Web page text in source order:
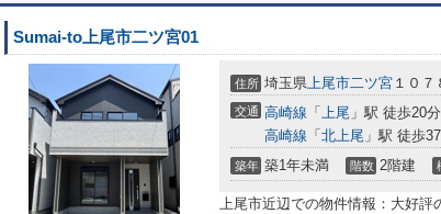
Sumai-to上尾市二ツ宮01
住所 埼玉県上尾市二ツ宮 １０７
交通 高崎線 「 上尾 」駅 徒歩20分
高崎線 「 北上尾 」駅 徒歩
築年 築1年未満 階数 2階建
上尾市近辺での物件情報：大好評